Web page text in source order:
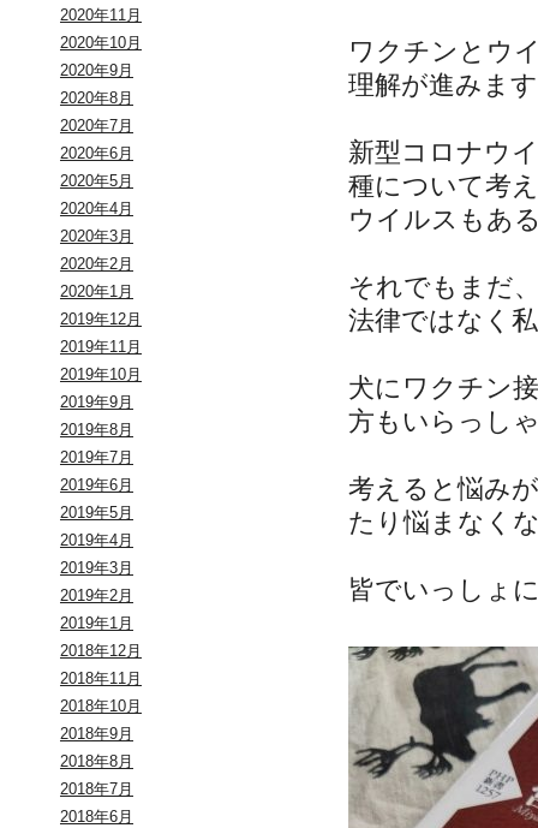
2020年11月
2020年10月
2020年9月
2020年8月
2020年7月
2020年6月
2020年5月
2020年4月
2020年3月
2020年2月
2020年1月
2019年12月
2019年11月
2019年10月
2019年9月
2019年8月
2019年7月
2019年6月
2019年5月
2019年4月
2019年3月
2019年2月
2019年1月
2018年12月
2018年11月
2018年10月
2018年9月
2018年8月
2018年7月
2018年6月
ワクチンとウ
理解が進みま
新型コロナウ
種について考
ウイルスもあ
それでもまだ
法律ではなく
犬にワクチン
方もいらっし
考えると悩み
たり悩まなく
皆でいっしょ